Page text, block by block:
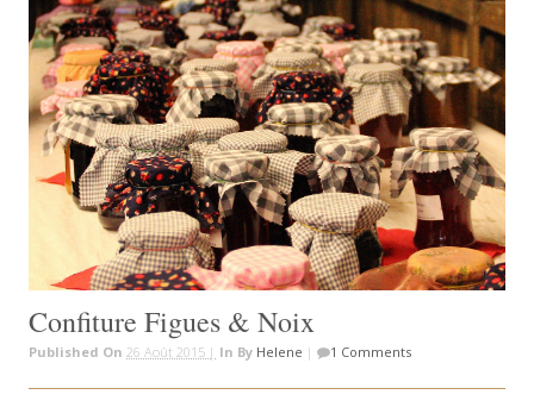
Confiture Figues & Noix
Published On 26 Août 2015 | In By Helene | 1 Comments